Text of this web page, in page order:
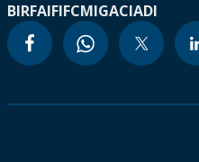
BIRFAIFIFCMIGACIADI